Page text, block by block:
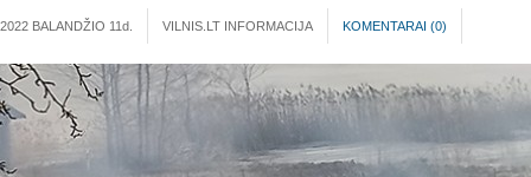
2022 BALANDŽIO 11d. VILNIS.LT INFORMACIJA KOMENTARAI (0)